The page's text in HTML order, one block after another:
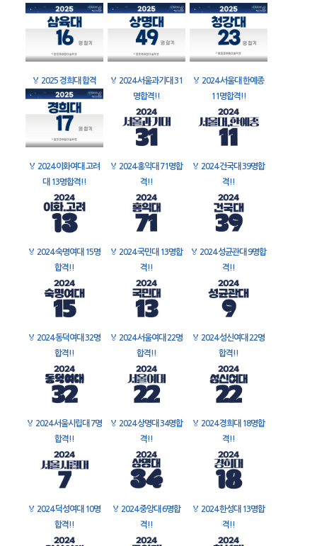
🏅 2025 경희대 합격 🏅 2024 서울과기대 31
명합격!!
🏅 2024 서울대 한예종
11명합격!!
🏅 2024 이화여대 고려
대 13명합격!!
🏅 2024 홍익대 71명합
격!!
🏅 2024 건국대 39명합
격!!
🏅 2024 숙명여대 15명
합격!!
🏅 2024 국민대 13명합
격!!
🏅 2024 성균관대 9명합
격!!
🏅 2024 동덕여대 32명
합격!!
🏅 2024 서울여대 22명
합격!!
🏅 2024 성신여대 22명
합격!!
🏅 2024 서울시립대 7명
합격!!
🏅 2024 상명대 34명합
격!!
🏅 2024 경희대 18명합
격!!
🏅 2024 덕성여대 10명
합격!!
🏅 2024 중앙대 6명합
격!!
🏅 2024 한성대 13명합
격!!